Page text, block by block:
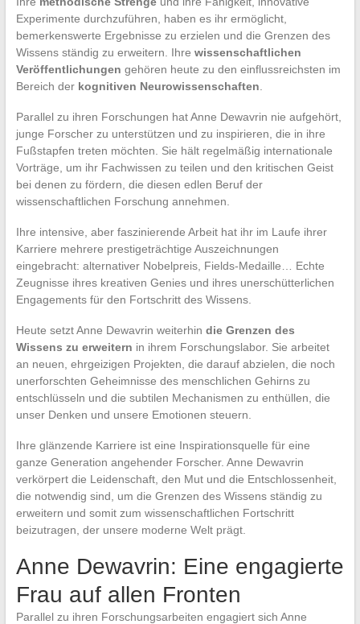
Experimente durchzuführen, haben es ihr ermöglicht,
bemerkenswerte Ergebnisse zu erzielen und die Grenzen des
Wissens ständig zu erweitern. Ihre wissenschaftlichen
Veröffentlichungen gehören heute zu den einflussreichsten im
Bereich der kognitiven Neurowissenschaften
Parallel zu ihren Forschungen hat Anne Dewavrin nie aufgehört,
junge Forscher zu unterstützen und zu inspirieren, die in ihre
Fußstapfen treten möchten. Sie hält regelmäßig internationale
Vorträge, um ihr Fachwissen zu teilen und den kritischen Geist
bei denen zu fördern, die diesen edlen Beruf der
wissenschaftlichen Forschung annehmen.
Ihre intensive, aber faszinierende Arbeit hat ihr im Laufe ihrer
Karriere mehrere prestigeträchtige Auszeichnungen
eingebracht: alternativer Nobelpreis, Fields-Medaille… Echte
Zeugnisse ihres kreativen Genies und ihres unerschütterlichen
Engagements für den Fortschritt des Wissens.
Heute setzt Anne Dewavrin weiterhin die Grenzen des
Wissens zu erweitern in ihrem Forschungslabor. Sie arbeitet
an neuen, ehrgeizigen Projekten, die darauf abzielen, die noch
unerforschten Geheimnisse des menschlichen Gehirns zu
entschlüsseln und die subtilen Mechanismen zu enthüllen, die
unser Denken und unsere Emotionen steuern.
Ihre glänzende Karriere ist eine Inspirationsquelle für eine
ganze Generation angehender Forscher. Anne Dewavrin
verkörpert die Leidenschaft, den Mut und die Entschlossenheit,
die notwendig sind, um die Grenzen des Wissens ständig zu
erweitern und somit zum wissenschaftlichen Fortschritt
beizutragen, der unsere moderne Welt prägt.
Anne Dewavrin: Eine engagierte
Frau auf allen Fronten
Parallel zu ihren Forschungsarbeiten engagiert sich Anne